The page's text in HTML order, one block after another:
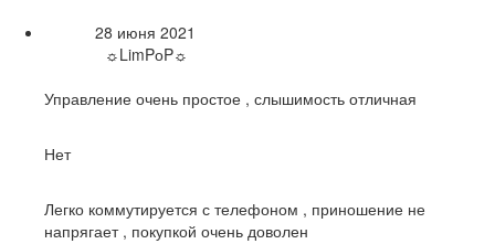
28 июня 2021
☼LimPоP☼
Управление очень простое , слышимость отличная
Нет
Легко коммутируется с телефоном , приношение не
напрягает , покупкой очень доволен